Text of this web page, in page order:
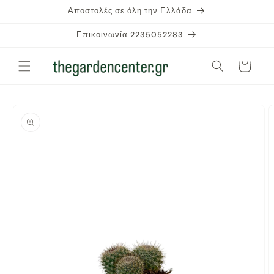
Αποστολές σε όλη την Ελλάδα
Επικοινωνία 2235052283
Καλάθι
πληροφορίες